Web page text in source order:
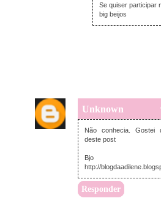
Se quiser participar
big beijos
Unknown
Não conhecia. Gostei
deste post
Bjo
http://
Responder